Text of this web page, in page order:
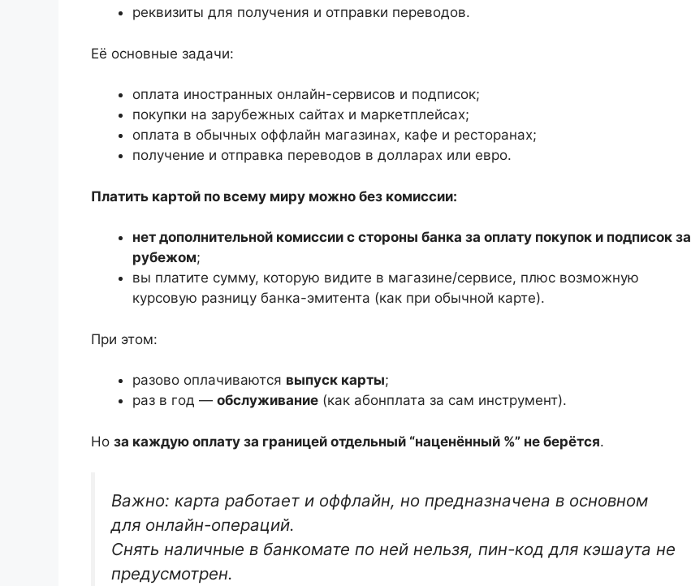
реквизиты для получения и отправки переводов.
Её основные задачи:
оплата иностранных онлайн-сервисов и подписок;
покупки на зарубежных сайтах и маркетплейсах;
оплата в обычных оффлайн магазинах, кафе и ресторанах;
получение и отправка переводов в долларах или евро.
Платить картой по всему миру можно без комиссии:
нет дополнительной комиссии с стороны банка за оплату покупок и подписок за
рубежом;
вы платите сумму, которую видите в магазине/сервисе, плюс возможную
курсовую разницу банка-эмитента (как при обычной карте).
При этом:
разово оплачиваются выпуск карты;
раз в год — обслуживание (как абонплата за сам инструмент).
Но за каждую оплату за границей отдельный “наценённый %” не берётся.
Важно: карта работает и оффлайн, но предназначена в основном
для онлайн-операций.
Снять наличные в банкомате по ней нельзя, пин-код для кэшаута не
предусмотрен.